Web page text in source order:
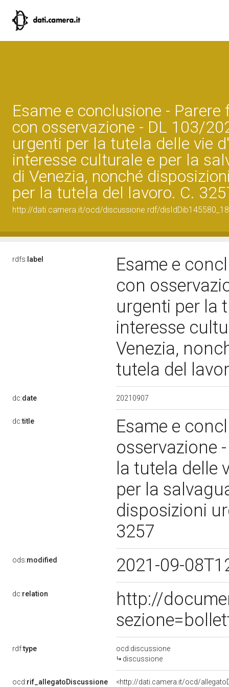
Esame e conclusione - Parere
con osservazione - DL 103/
urgenti per la tutela delle vie
interesse culturale e per la
di Venezia, nonché
per la tutela del lavoro. C.
http://dati.camera.it/ocd/discussione.rdf/disIdDib145580_18
rdfs: label
Esame e
con
urgenti per la
interesse
Venezia,
tutela del
dc:date 20210907
dc:title
Esame e
osservazione
la tutela delle
per la
disposizioni
3257
ods:modified 2021-09-
dc:relation
http://
rdf:type
ocd:discussione
discussione
ocd:rif_allegatoDiscussione
<http://dati.camera.it/ocd/